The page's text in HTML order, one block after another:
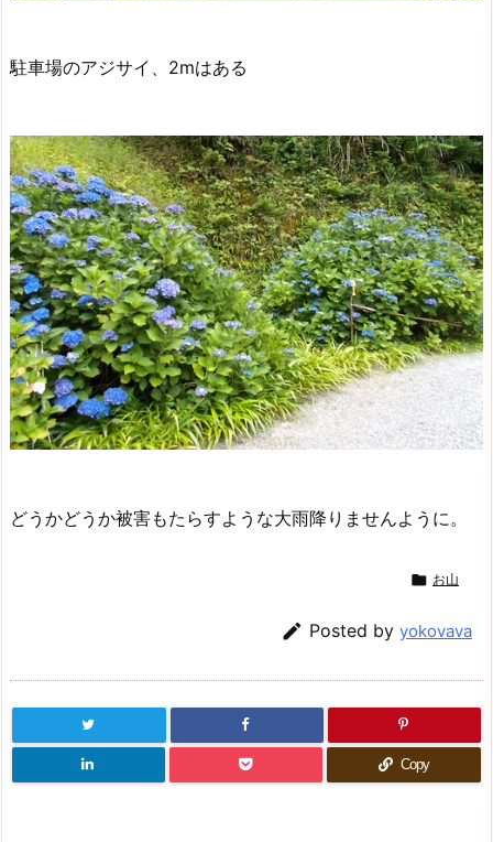
駐車場のアジサイ、2mはある
どうかどうか被害もたらすような大雨降りませんように。
 お山
 Posted by yokovava
Copy